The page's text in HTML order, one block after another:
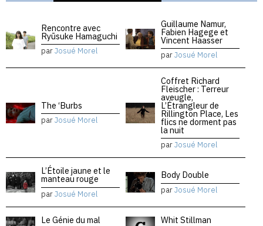
Rencontre avec
Ryūsuke Hamaguchi
parJosué Morel
Guillaume Namur,
Fabien Hagege et
Vincent Haasser
parJosué Morel
The ‘Burbs
parJosué Morel
Coffret Richard
Fleischer : Terreur
aveugle,
L’Étrangleur de
Rillington Place, Les
flics ne dorment pas
la nuit
parJosué Morel
L’Étoile jaune et le
manteau rouge
parJosué Morel
Body Double
parJosué Morel
Le Génie du mal Whit Stillman